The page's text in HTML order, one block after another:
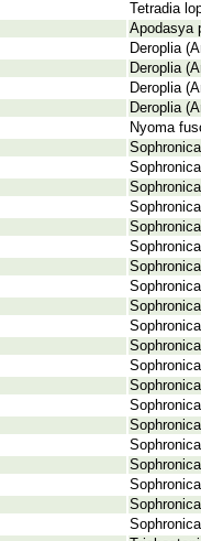
Tetradia
Apodasya
Deroplia
Deroplia
Deroplia
Deroplia
Nyoma